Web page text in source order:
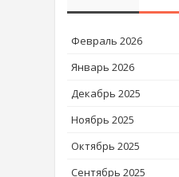
Февраль 2026
Январь 2026
Декабрь 2025
Ноябрь 2025
Октябрь 2025
Сентябрь 2025